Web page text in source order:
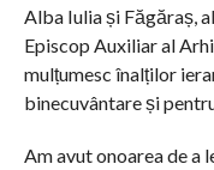
Alba Iulia și Făgăraș,
Episcop Auxiliar al
mulțumesc înalților
binecuvântare și
Am avut onoarea de a